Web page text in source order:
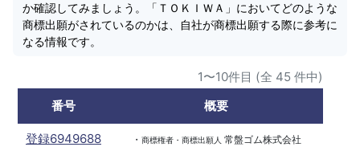
か確認してみましょう。「ＴＯＫＩＷＡ」においてどのような
商標出願がされているのかは、自社が商標出願する際に参考に
なる情報です。
1〜10件目 (全 45 件中)
番号
概要
登録6949688 ・ 商標権者・商標出願人 常盤ゴム株式会社